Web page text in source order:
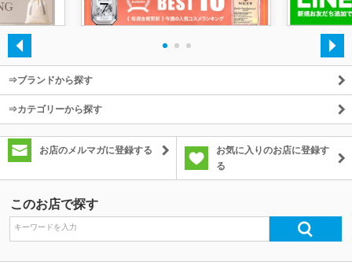
⇒ブランドから探す
⇒カテゴリーから探す
お店のメルマガに登録する
お気に入りのお店に登録す
る
このお店で探す